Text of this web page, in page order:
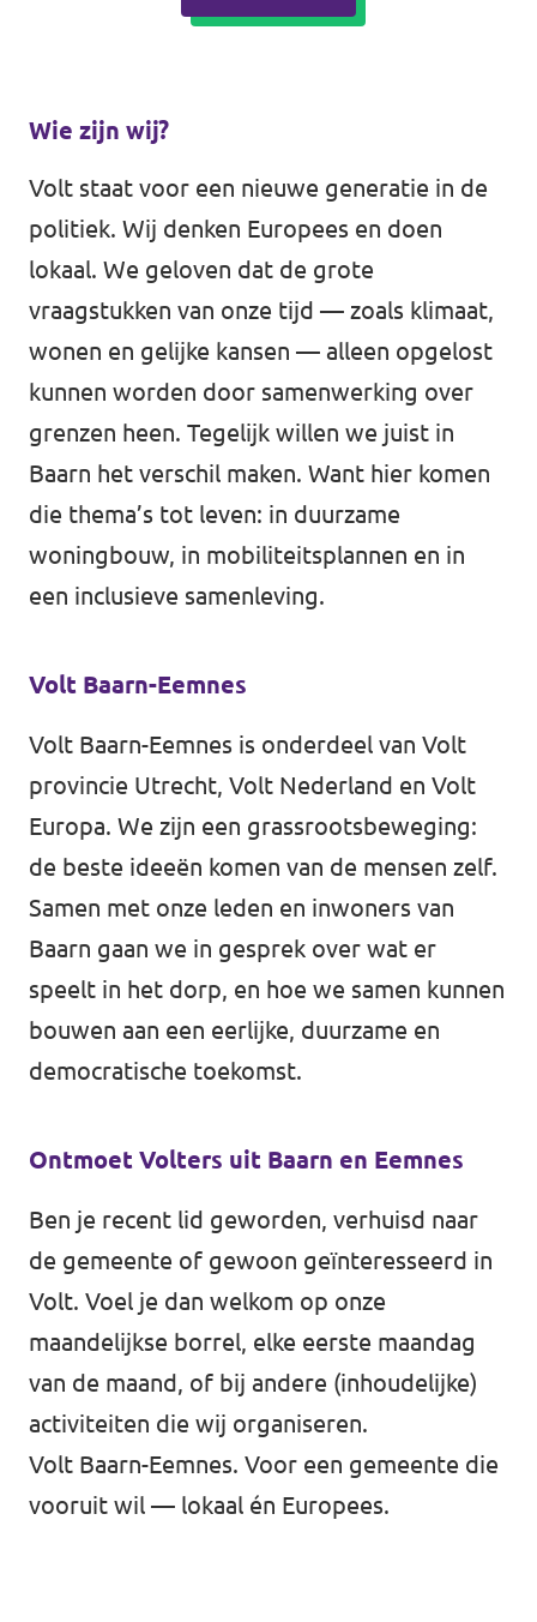
Wie zijn wij?
Volt staat voor een nieuwe generatie in de
politiek. Wij denken Europees en doen
lokaal. We geloven dat de grote
vraagstukken van onze tijd — zoals klimaat,
wonen en gelijke kansen — alleen opgelost
kunnen worden door samenwerking over
grenzen heen. Tegelijk willen we juist in
Baarn het verschil maken. Want hier komen
die thema’s tot leven: in duurzame
woningbouw, in mobiliteitsplannen en in
een inclusieve samenleving.
Volt Baarn-Eemnes
Volt Baarn-Eemnes is onderdeel van Volt
provincie Utrecht, Volt Nederland en Volt
Europa. We zijn een grassrootsbeweging:
de beste ideeën komen van de mensen zelf.
Samen met onze leden en inwoners van
Baarn gaan we in gesprek over wat er
speelt in het dorp, en hoe we samen kunnen
bouwen aan een eerlijke, duurzame en
democratische toekomst.
Ontmoet Volters uit Baarn en Eemnes
Ben je recent lid geworden, verhuisd naar
de gemeente of gewoon geïnteresseerd in
Volt. Voel je dan welkom op onze
maandelijkse borrel, elke eerste maandag
van de maand, of bij andere (inhoudelijke)
activiteiten die wij organiseren.
Volt Baarn-Eemnes. Voor een gemeente die
vooruit wil — lokaal én Europees.